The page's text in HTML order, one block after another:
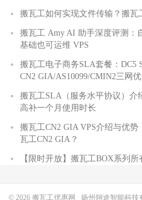
搬瓦工如何实现文件传输？搬瓦
搬瓦工 Amy AI 助手深度评测：
基础也可运维 VPS
搬瓦工电子商务SLA套餐：DC5
CN2 GIA/AS10099/CMIN2三网
搬瓦工SLA（服务水平协议）介
高补一个月使用时长
搬瓦工CN2 GIA VPS介绍与优
瓦工CN2 GIA？
【限时开放】搬瓦工BOX系列
© 2026 搬瓦工优惠网 扬州翎途智能科技